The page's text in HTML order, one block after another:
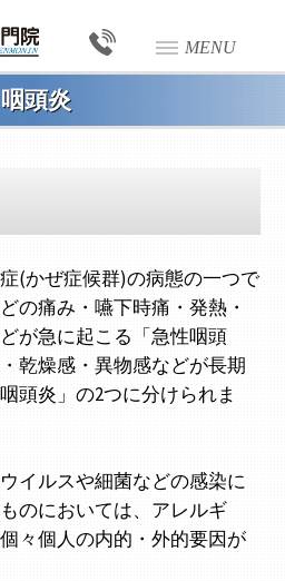
MENU
咽頭炎
(かぜ症候群)の病態の一つで
の痛み・嚥下時痛・発熱・
が急に起こる「急性咽頭
乾燥感・異物感などが長期
頭炎」の2つに分けられま
イルスや細菌などの感染に
のにおいては、アレルギ
々個人の内的・外的要因が